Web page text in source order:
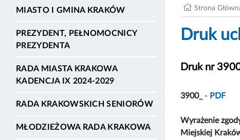
MIASTO I GMINA KRAKÓW
PREZYDENT, PEŁNOMOCNICY
PREZYDENTA
RADA MIASTA KRAKOWA
KADENCJA IX 2024-2029
RADA KRAKOWSKICH SENIORÓW
MŁODZIEŻOWA RADA KRAKOWA
Strona
Druk
Druk nr
3900_ - PDF
Wyrażenie
Miejskiej